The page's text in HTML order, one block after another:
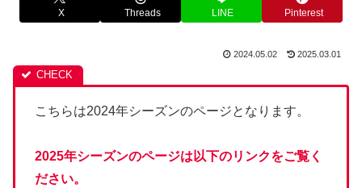
X Threads LINE Pinterest
2024.05.02 2025.03.01
こちらは2024年シーズンのページとなります。
2025年シーズンのページは以下のリンクをご覧く
ださい。